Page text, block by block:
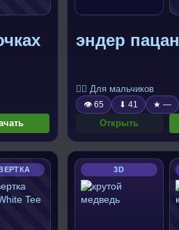
эндер пацан
🧍‍♂️ Для мальчиков
👁 65 ⬇ 41 ★ —
Открыть
3D